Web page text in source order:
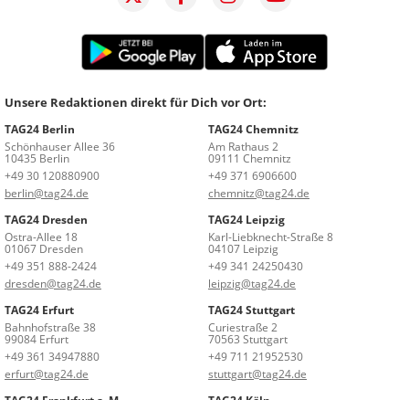
Unsere Redaktionen direkt für Dich vor Ort:
TAG24 Berlin
Schönhauser Allee 36
10435 Berlin
+49 30 120880900
berlin@tag24.de
TAG24 Chemnitz
Am Rathaus 2
09111 Chemnitz
+49 371 6906600
chemnitz@tag24.de
TAG24 Dresden
Ostra-Allee 18
01067 Dresden
+49 351 888-2424
dresden@tag24.de
TAG24 Leipzig
Karl-Liebknecht-Straße 8
04107 Leipzig
+49 341 24250430
leipzig@tag24.de
TAG24 Erfurt
Bahnhofstraße 38
99084 Erfurt
+49 361 34947880
erfurt@tag24.de
TAG24 Stuttgart
Curiestraße 2
70563 Stuttgart
+49 711 21952530
stuttgart@tag24.de